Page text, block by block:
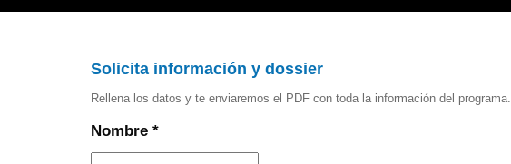
Solicita información y dossier
Rellena los datos y te enviaremos el PDF con toda la información del programa.
Nombre *